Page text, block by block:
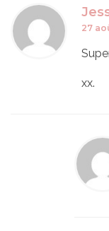
27
xx.